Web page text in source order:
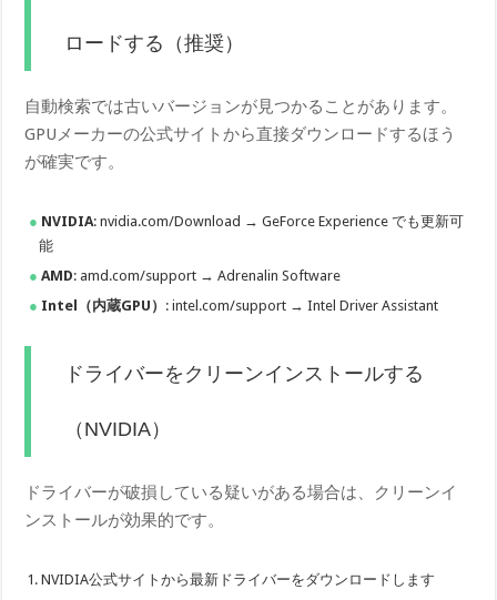
ロードする（推奨）
自動検索では古いバージョンが見つかることがあります。
GPUメーカーの公式サイトから直接ダウンロードするほう
が確実です。
NVIDIA: nvidia.com/Download → GeForce Experience でも更新可
能
AMD: amd.com/support → Adrenalin Software
Intel（内蔵GPU） : intel.com/support → Intel Driver Assistant
ドライバーをクリーンインストールする
（NVIDIA）
ドライバーが破損している疑いがある場合は、クリーンイ
ンストールが効果的です。
NVIDIA公式サイトから最新ドライバーをダウンロードします